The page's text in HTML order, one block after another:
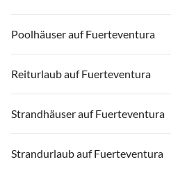
Poolhäuser auf Fuerteventura
Reiturlaub auf Fuerteventura
Strandhäuser auf Fuerteventura
Strandurlaub auf Fuerteventura